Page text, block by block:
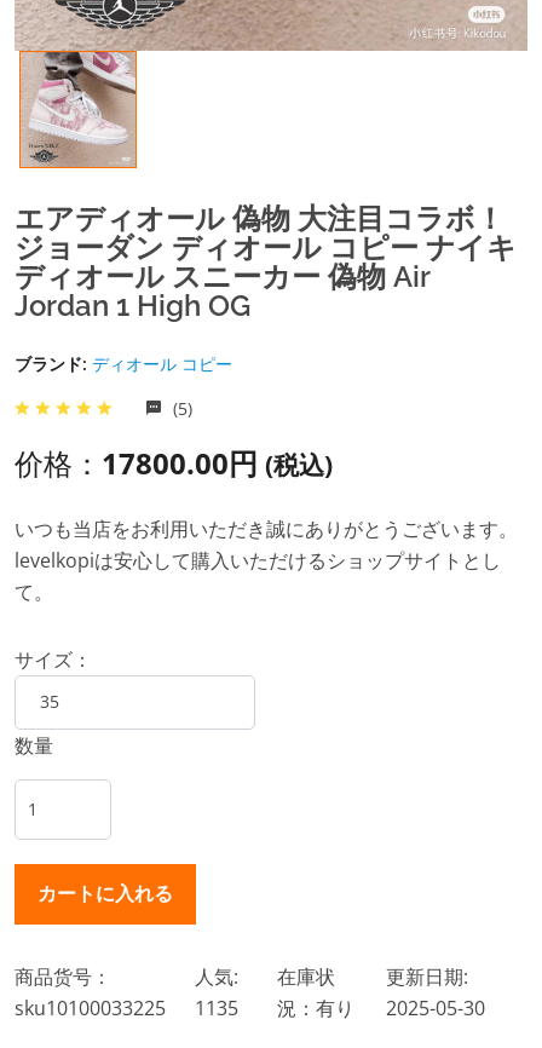
エアディオール 偽物 大注目コラボ！
ジョーダン ディオール コピー ナイキ
ディオール スニーカー 偽物 Air
Jordan 1 High OG
ブランド: ディオール コピー
(5)
价格： 17800.00円 (税込)
いつも当店をお利用いただき誠にありがとうございます。
levelkopiは安心して購入いただけるショップサイトとし
て。
サイズ：
数量
商品货号：
sku10100033225
人気:
1135
在庫状
況：有り
更新日期:
2025-05-30